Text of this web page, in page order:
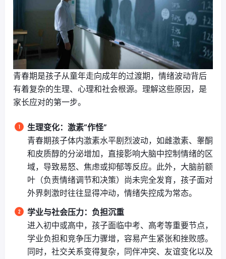
青春期是孩子从童年走向成年的过渡期，情绪波动背后
有着复杂的生理、心理和社会根源。理解这些原因，是
家长应对的第一步。
生理变化：激素“作怪”
青春期孩子体内激素水平剧烈波动，如雌激素、睾酮
和皮质醇的分泌增加，直接影响大脑中控制情绪的区
域，导致易怒、焦虑或抑郁等反应。此外，大脑前额
叶（负责情绪调节和决策）尚未完全发育，孩子面对
外界刺激时往往显得冲动，情绪失控成为常态。
学业与社会压力：负担沉重
进入初中或高中，孩子面临中考、高考等重要节点，
学业负担和竞争压力骤增，容易产生紧张和挫败感。
同时，社交关系变得复杂，同伴冲突、友谊变化以及